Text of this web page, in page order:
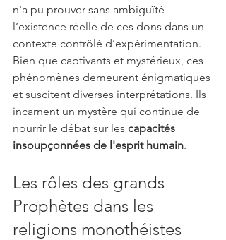
n'a pu prouver sans ambiguïté
l’existence réelle de ces dons dans un
contexte contrôlé d’expérimentation.
Bien que captivants et mystérieux, ces
phénomènes demeurent énigmatiques
et suscitent diverses interprétations. Ils
incarnent un mystère qui continue de
nourrir le débat sur les capacités
insoupçonnées de l'esprit humain.
Les rôles des grands
Prophètes dans les
religions monothéistes